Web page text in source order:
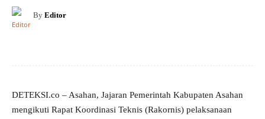
By Editor
DETEKSI.co – Asahan, Jajaran Pemerintah Kabupaten Asahan
mengikuti Rapat Koordinasi Teknis (Rakornis) pelaksanaan